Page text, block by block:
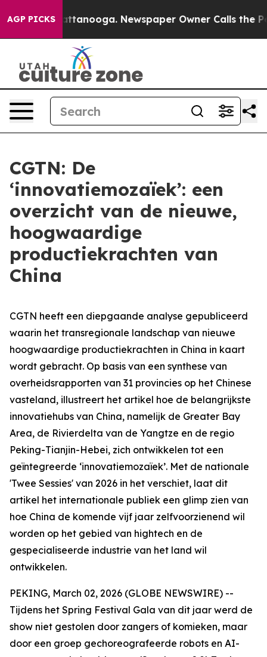
AGP PICKS
in Chattanooga. Newspaper Owner Calls the
CGTN: De
‘innovatiemozaïek’: een
overzicht van de nieuwe,
hoogwaardige
productiekrachten van
China
CGTN heeft een diepgaande analyse gepubliceerd
waarin het transregionale landschap van nieuwe
hoogwaardige productiekrachten in China in kaart
wordt gebracht. Op basis van een synthese van
overheidsrapporten van 31 provincies op het Chinese
vasteland, illustreert het artikel hoe de belangrijkste
innovatiehubs van China, namelijk de Greater Bay
Area, de Rivierdelta van de Yangtze en de regio
Peking-Tianjin-Hebei, zich ontwikkelen tot een
geïntegreerde ‘innovatiemozaïek’. Met de nationale
'Twee Sessies' van 2026 in het verschiet, laat dit
artikel het internationale publiek een glimp zien van
hoe China de komende vijf jaar zelfvoorzienend wil
worden op het gebied van hightech en de
gespecialiseerde industrie van het land wil
ontwikkelen.
PEKING, March 02, 2026 (GLOBE NEWSWIRE) --
Tijdens het Spring Festival Gala van dit jaar werd de
show niet gestolen door zangers of komieken, maar
door een groep gechoreografeerde robots en AI-